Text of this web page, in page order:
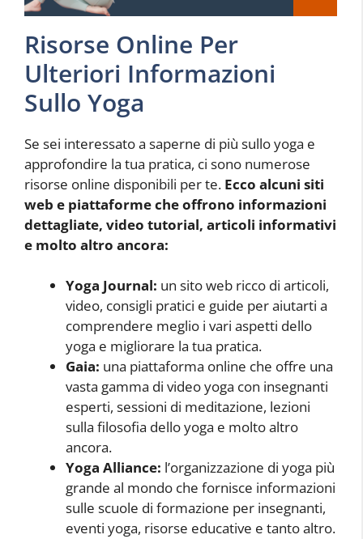
Risorse Online Per
Ulteriori Informazioni
Sullo Yoga
Se sei interessato a saperne di più sullo yoga e
approfondire la tua pratica, ci sono numerose
risorse online disponibili per te. Ecco alcuni siti
web e piattaforme che offrono informazioni
dettagliate, video tutorial, articoli informativi
e molto altro ancora:
Yoga Journal: un sito web ricco di articoli,
video, consigli pratici e guide per aiutarti a
comprendere meglio i vari aspetti dello
yoga e migliorare la tua pratica.
Gaia: una piattaforma online che offre una
vasta gamma di video yoga con insegnanti
esperti, sessioni di meditazione, lezioni
sulla filosofia dello yoga e molto altro
ancora.
Yoga Alliance: l’organizzazione di yoga più
grande al mondo che fornisce informazioni
sulle scuole di formazione per insegnanti,
eventi yoga, risorse educative e tanto altro.